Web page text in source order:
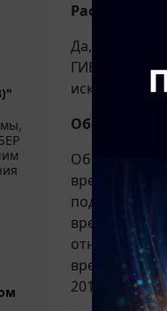
Рассмотрев
Да, с учетом
ГИБДД в
исключить.
вред,
подлежит
вред,
относятся
вред,
2012 г. N